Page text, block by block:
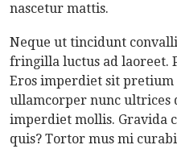
nascetur mattis.
Neque ut tincidunt
fringilla luctus ad laoreet.
Eros imperdiet sit
ullamcorper nunc ultrices
imperdiet mollis. Gravida
quis? Tortor mus mi